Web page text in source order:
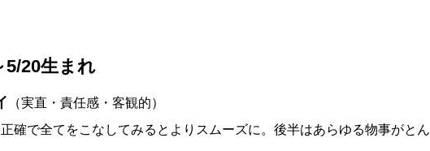
20生まれ
（実直・責任感・客観的）
確で全てをこなしてみるとよりスムーズに。後半はあらゆる物事がとん